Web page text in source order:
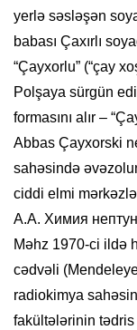
yerlə səsləşən
babası Çaxırlı
“Çayxorlu” (“çay
Polşaya sürgün
formasını alır –
Abbas Çayxorski
sahəsində
ciddi elmi
А.А. Химия
Məhz 1970-ci ildə
cədvəli
radiokimya
fakültələrinin tədris